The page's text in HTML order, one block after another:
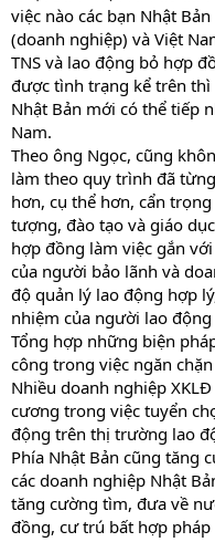
việc nào các bạn Nhật
(doanh nghiệp) và Việt
TNS và lao động bỏ hợp
được tình trạng kể trên thì
Nhật Bản mới có thể tiếp
Nam.
Theo ông Ngọc, cũng
làm theo quy trình đã
hơn, cụ thể hơn, cẩn
tượng, đào tạo và giáo
hợp đồng làm việc gắn
của người bảo lãnh và
độ quản lý lao động hợp
nhiệm của người lao
Tổng hợp những biện
công trong việc ngăn
Nhiều doanh nghiệp
cương trong việc tuyển
động trên thị trường lao
Phía Nhật Bản cũng tăng
các doanh nghiệp Nhật
tăng cường tìm, đưa về
đồng, cư trú bất hợp pháp